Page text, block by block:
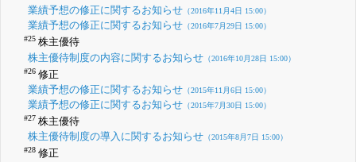
業績予想の修正に関するお知らせ（2016年11月4日 15:00）
業績予想の修正に関するお知らせ（2016年7月29日 15:00）
#25株主優待
株主優待制度の内容に関するお知らせ（2016年10月28日 15:00）
#26修正
業績予想の修正に関するお知らせ（2015年11月6日 15:00）
業績予想の修正に関するお知らせ（2015年7月30日 15:00）
#27 株主優待
株主優待制度の導入に関するお知らせ（2015年8月7日 15:00）
#28修正